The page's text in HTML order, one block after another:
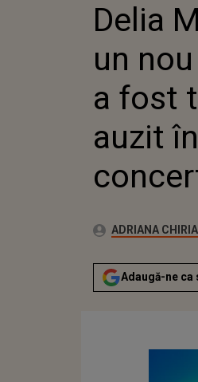
Delia
un
a fost
auzit
Autor:ADRIANA
Adaugă-ne ca